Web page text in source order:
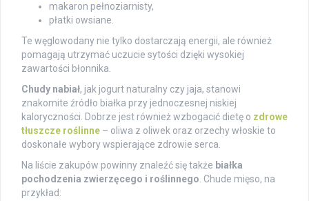
makaron pełnoziarnisty,
płatki owsiane.
Te węglowodany nie tylko dostarczają energii, ale również
pomagają utrzymać uczucie sytości dzięki wysokiej
zawartości błonnika.
Chudy nabiał, jak jogurt naturalny czy jaja, stanowi
znakomite źródło białka przy jednoczesnej niskiej
kaloryczności. Dobrze jest również wzbogacić dietę o zdrowe
tłuszcze roślinne – oliwa z oliwek oraz orzechy włoskie to
doskonałe wybory wspierające zdrowie serca.
Na liście zakupów powinny znaleźć się także białka
pochodzenia zwierzęcego i roślinnego. Chude mięso, na
przykład: